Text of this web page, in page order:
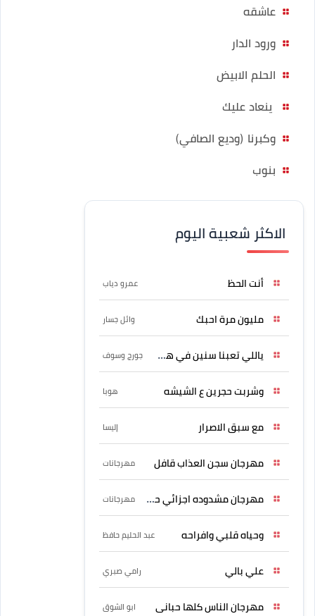
عاشقه
ورود الدار
الحلم الابيض
ينعاد عليك
وكبرنا (وديع الصافي)
بنوب
الاكثر شعبية اليوم
أنت الحظ عمرو دياب
مليون مرة احبك وائل جسار
ياللي تعبنا سنين في هواه جورج وسوف
وشربت حجرين ع الشيشه هوبا
مع سبق الاصرار إليسا
مهرجان سجن العذاب قافل مهرجانات
مهرجان مشدوده اجزائي حربونى مهرجانات
وحياه قلبي وافراحه عبد الحليم حافظ
علي بالي رامي صبري
مهرجان الناس كلها حبانى ابو الشوق